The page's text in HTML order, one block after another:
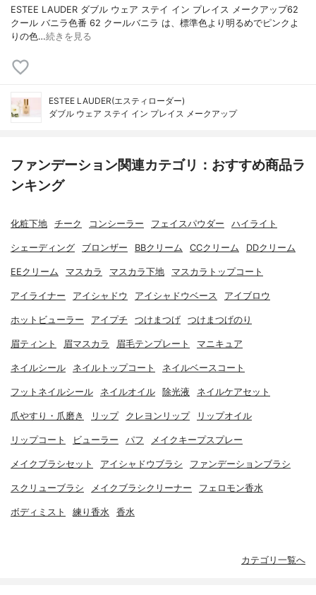
ESTEE LAUDER ダブル ウェア ステイ イン プレイス メークアップ62
クール バニラ色番 62 クールバニラ は、標準色より明るめでピンクよ
りの色…続きを見る
ESTEE LAUDER(エスティローダー)
ダブル ウェア ステイ イン プレイス メークアップ
ファンデーション関連カテゴリ：おすすめ商品ラ
ンキング
化粧下地 チーク コンシーラー フェイスパウダー ハイライト
シェーディング ブロンザー BBクリーム CCクリーム DDクリーム
EEクリーム マスカラ マスカラ下地 マスカラトップコート
アイライナー アイシャドウ アイシャドウベース アイブロウ
ホットビューラー アイプチ つけまつげ つけまつげのり
眉ティント 眉マスカラ 眉毛テンプレート マニキュア
ネイルシール ネイルトップコート ネイルベースコート
フットネイルシール ネイルオイル 除光液 ネイルケアセット
爪やすり・爪磨き リップ クレヨンリップ リップオイル
リップコート ビューラー パフ メイクキープスプレー
メイクブラシセット アイシャドウブラシ ファンデーションブラシ
スクリューブラシ メイクブラシクリーナー フェロモン香水
ボディミスト 練り香水 香水
カテゴリ一覧へ